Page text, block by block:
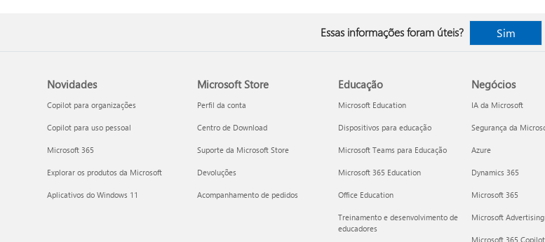
Essas informações foram úteis? Sim
Novidades
Copilot para organizações
Copilot para uso pessoal
Microsoft 365
Explorar os produtos da Microsoft
Aplicativos do Windows 11
Microsoft Store
Perfil da conta
Centro de Download
Suporte da Microsoft Store
Devoluções
Acompanhamento de pedidos
Educação
Microsoft Education
Dispositivos para educação
Microsoft Teams para Educação
Microsoft 365 Education
Office Education
Treinamento e desenvolvimento de
educadores
Negócios
IA da Microsoft
Segurança da
Azure
Dynamics 365
Microsoft 365
Microsoft Advertising
Microsoft 365 Copilot